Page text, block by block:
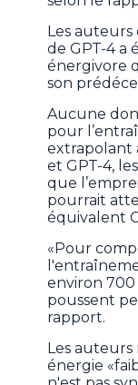
Les
de GPT-4 a
énergivore
son
Aucune
pour
extrapolant
et GPT-4,
que
pourrait
équivalent
«Pour
environ
poussent
rapport.
Les
énergie